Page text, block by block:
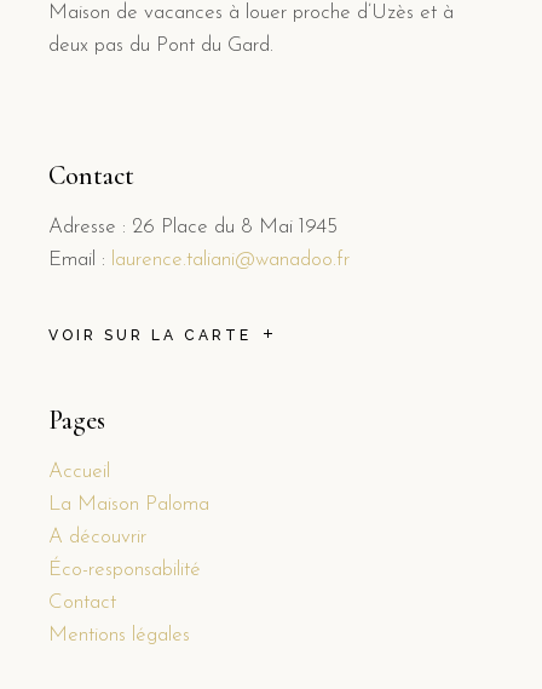
Maison de vacances à louer proche d’Uzès et à
deux pas du Pont du Gard.
Contact
Adresse : 26 Place du 8 Mai 1945
Email : laurence.taliani@wanadoo.fr
VOIR SUR LA CARTE
Pages
Accueil
La Maison Paloma
A découvrir
Éco-responsabilité
Contact
Mentions légales